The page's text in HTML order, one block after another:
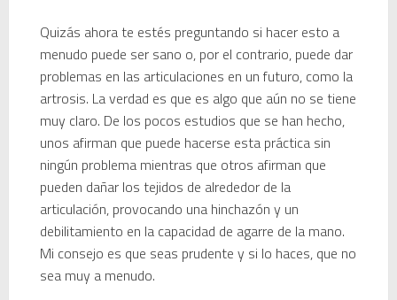
Quizás ahora te estés preguntando si hacer esto a
menudo puede ser sano o, por el contrario, puede dar
problemas en las articulaciones en un futuro, como la
artrosis. La verdad es que es algo que aún no se tiene
muy claro. De los pocos estudios que se han hecho,
unos afirman que puede hacerse esta práctica sin
ningún problema mientras que otros afirman que
pueden dañar los tejidos de alrededor de la
articulación, provocando una hinchazón y un
debilitamiento en la capacidad de agarre de la mano.
Mi consejo es que seas prudente y si lo haces, que no
sea muy a menudo.